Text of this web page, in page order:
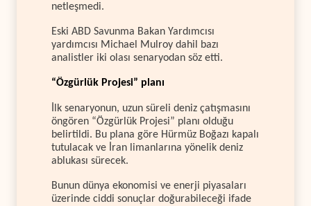
netleşmedi.
Eski ABD Savunma Bakan Yardımcısı
yardımcısı Michael Mulroy dahil bazı
analistler iki olası senaryodan söz etti.
“Özgürlük Projesi” planı
İlk senaryonun, uzun süreli deniz çatışmasını
öngören “Özgürlük Projesi” planı olduğu
belirtildi. Bu plana göre Hürmüz Boğazı kapalı
tutulacak ve İran limanlarına yönelik deniz
ablukası sürecek.
Bunun dünya ekonomisi ve enerji piyasaları
üzerinde ciddi sonuçlar doğurabileceği ifade